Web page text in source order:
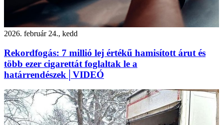
2026. február 24., kedd
Rekordfogás: 7 millió lej értékű hamisított árut és
több ezer cigarettát foglaltak le a
határrendészek│VIDEÓ